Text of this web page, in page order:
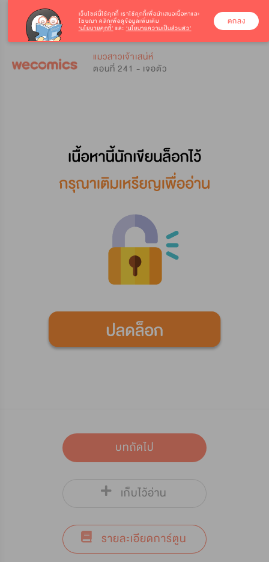
แมวสาวเจ้าเสน่ห์
ตอนที่ 241 - เจอตัว
บทถัดไป
เก็บไว้อ่าน
รายละเอียดการ์ตูน
เว็บไซต์นี้ใช้คุกกี้ เราใช้คุกกี้เพื่อนำเสนอเนื้อหาและ
โฆษณา คลิกเพื่อดูข้อมูลเพิ่มเติม
‘นโยบายคุกกี้’ และ ‘นโยบายความเป็นส่วนตัว’
ตกลง